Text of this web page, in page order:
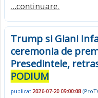
...continuare.
Trump si Giani
ceremonia de
Presedintele,
PODIUM
publicat 2026-07-20 09:00:08 (